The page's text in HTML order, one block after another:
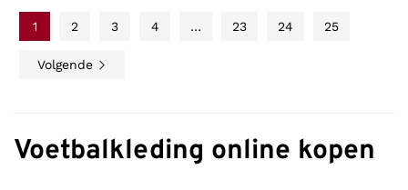
1 2 3 4 … 23 24 25
Volgende
Voetbalkleding online kopen